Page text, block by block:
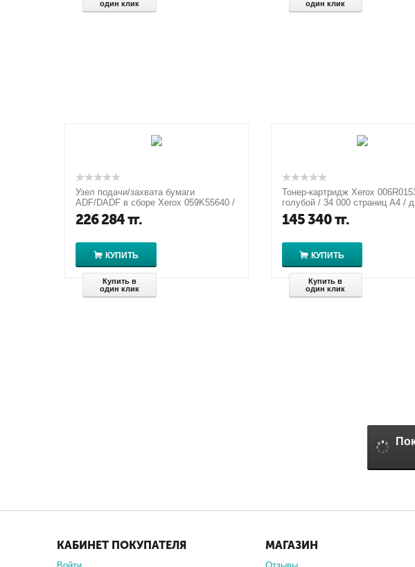
один клик
один клик
Узел подачи/захвата бумаги
ADF/DADF в сборе Xerox 059K55640 /
Для Xerox WorkCentre 5016/5020
226 284тг.
КУПИТЬ
Купить в
один клик
Тонер-картридж Xerox
голубой / 34 000 страниц А4 /
Xerox Color 550/560/570
145 340тг.
КУПИТЬ
Купить в
один клик
КАБИНЕТ ПОКУПАТЕЛЯ МАГАЗИН